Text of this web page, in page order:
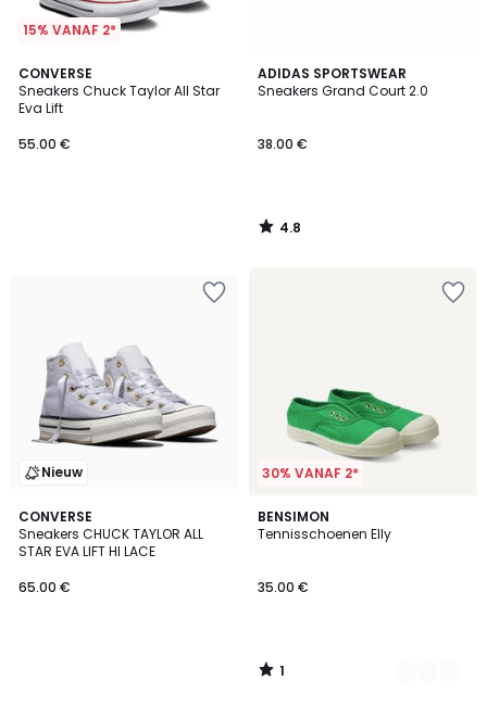
15% VANAF 2*
CONVERSE
Sneakers Chuck Taylor All Star
Eva Lift
55.00 €
ADIDAS SPORTSWEAR
Sneakers Grand Court 2.0
38.00 €
4.8
/ 5
4.8
/
Nieuw
CONVERSE
Sneakers CHUCK TAYLOR ALL
STAR EVA LIFT HI LACE
65.00 €
30% VANAF 2*
BENSIMON
Tennisschoenen Elly
35.00 €
1
/
5
Kleuren
1
/